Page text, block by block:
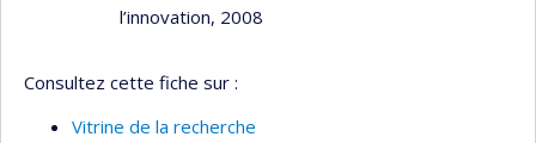
l’innovation, 2008
Consultez cette fiche sur :
Vitrine de la recherche